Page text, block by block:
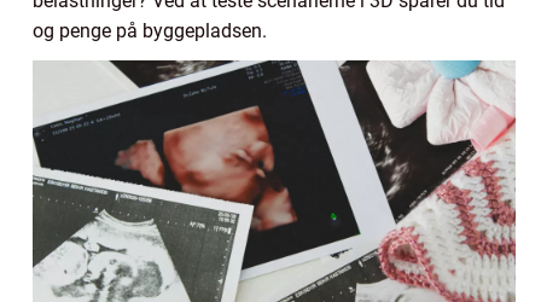
og penge på byggepladsen.